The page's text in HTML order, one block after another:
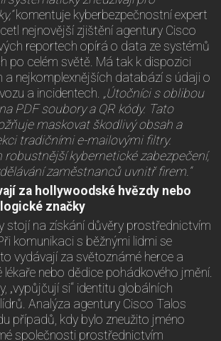
komentuje kyberbezpečnostní expert
nejnovější zjištění agentury Cisco
reportech opírá o data ze systémů
po celém světě. Má tak k dispozici
a nejkomplexnějších databází s údaji o
a incidentech. „Útočníci s oblibou
PDF soubory a QR kódy. Tato
maskovat škodlivý obsah a
tradičními e-mailovými filtry.
robustnější kybernetické zabezpečení,
zaměstnanců uvnitř firem.“
za hollywoodské hvězdy nebo
značky
stojí na získání důvěry prostřednictvím
komunikaci s běžnými lidmi se
vydávají za světoznámé herce a
lékaře nebo dědice pohádkového jmění.
„vypůjčují si“ identitu globálních
Analýza agentury Cisco Talos
případů, kdy bylo zneužito jméno
společnosti prostřednictvím